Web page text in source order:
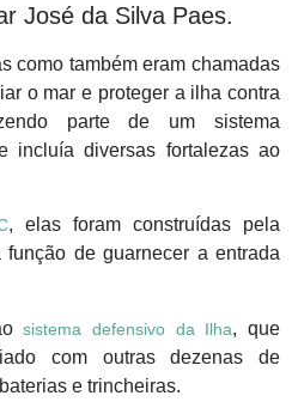
José da Silva Paes.
como também eram chamadas
o mar e proteger a ilha contra
parte de um sistema
incluía diversas fortalezas ao
, elas foram construídas pela
de guarnecer a entrada
sistema defensivo da Ilha, que
com outras dezenas de
e trincheiras.